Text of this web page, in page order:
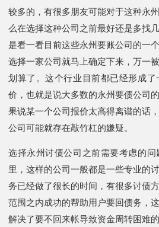
较多的，有很多朋友可能对于这种永
么在选择这种公司之前最好还是多找
是看一看目前这些永州要账公司的一
选择一家公司就马上确定下来，万一
划算了。这个行业目前都已经形成
价，也就是说大多数的永州要债公司
果说某一个公司报价太高得离谱的话
公司可能就存在敲竹杠的嫌疑。
选择永州讨债公司之前需要考虑的
里，这样的公司一般都是一些专业的
务已经做了很长的时间，有很多讨债
范围之内成功的帮助用户要回债务，
解决了要不回来帐导致资金周转困难